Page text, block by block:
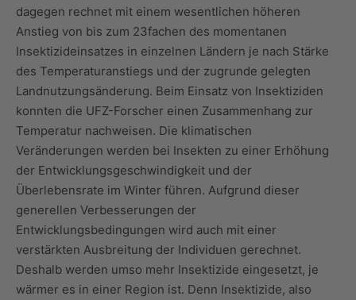
dagegen rechnet mit einem wesentlichen höheren
Anstieg von bis zum 23fachen des momentanen
Insektizideinsatzes in einzelnen Ländern je nach Stärke
des Temperaturanstiegs und der zugrunde gelegten
Landnutzungsänderung. Beim Einsatz von Insektiziden
konnten die UFZ-Forscher einen Zusammenhang zur
Temperatur nachweisen. Die klimatischen
Veränderungen werden bei Insekten zu einer Erhöhung
der Entwicklungsgeschwindigkeit und der
Überlebensrate im Winter führen. Aufgrund dieser
generellen Verbesserungen der
Entwicklungsbedingungen wird auch mit einer
verstärkten Ausbreitung der Individuen gerechnet.
Deshalb werden umso mehr Insektizide eingesetzt, je
wärmer es in einer Region ist. Denn Insektizide, also